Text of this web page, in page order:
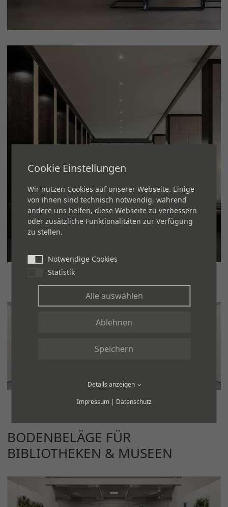
BODENBELÄGE FÜR
BIBLIOTHEKEN & MUSEEN
Cookie Einstellungen
Wir nutzen Cookies auf unserer Webseite. Einige
von ihnen sind technisch notwendig, während
andere uns helfen, diese Webseite zu verbessern
oder zusätzliche Funktionalitäten zur Verfügung
zu stellen.
Notwendige Cookies
Statistik
Alle auswählen
Ablehnen
Speichern
Details anzeigen
Impressum| Datenschutz